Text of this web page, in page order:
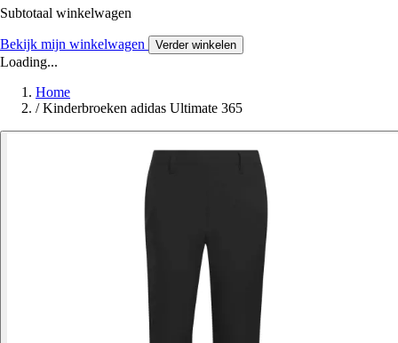
Subtotaal winkelwagen
Bekijk mijn winkelwagen Verder winkelen
Loading...
Home
/ Kinderbroeken adidas Ultimate 365